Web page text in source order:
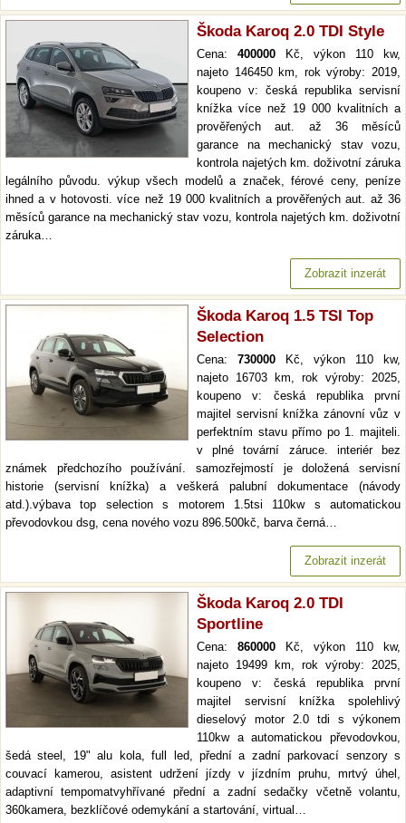
Škoda Karoq 2.0 TDI Style
Cena: 400000 Kč, výkon 110 kw,
najeto 146450 km, rok výroby: 2019,
koupeno v: česká republika servisní
knížka více než 19 000 kvalitních a
prověřených aut. až 36 měsíců
garance na mechanický stav vozu,
kontrola najetých km. doživotní záruka
legálního původu. výkup všech modelů a značek, férové ceny, peníze
ihned a v hotovosti. více než 19 000 kvalitních a prověřených aut. až 36
měsíců garance na mechanický stav vozu, kontrola najetých km. doživotní
záruka…
Zobrazit inzerát
Škoda Karoq 1.5 TSI Top
Selection
Cena: 730000 Kč, výkon 110 kw,
najeto 16703 km, rok výroby: 2025,
koupeno v: česká republika první
majitel servisní knížka zánovní vůz v
perfektním stavu přímo po 1. majiteli.
v plné tovární záruce. interiér bez
známek předchozího používání. samozřejmostí je doložená servisní
historie (servisní knížka) a veškerá palubní dokumentace (návody
atd.).výbava top selection s motorem 1.5tsi 110kw s automatickou
převodovkou dsg, cena nového vozu 896.500kč, barva černá…
Zobrazit inzerát
Škoda Karoq 2.0 TDI
Sportline
Cena: 860000 Kč, výkon 110 kw,
najeto 19499 km, rok výroby: 2025,
koupeno v: česká republika první
majitel servisní knížka spolehlivý
dieselový motor 2.0 tdi s výkonem
110kw a automatickou převodovkou,
šedá steel, 19" alu kola, full led, přední a zadní parkovací senzory s
couvací kamerou, asistent udržení jízdy v jízdním pruhu, mrtvý úhel,
adaptivní tempomatvyhřívané přední a zadní sedačky včetně volantu,
360kamera, bezklíčové odemykání a startování, virtual…